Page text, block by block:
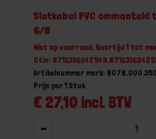
Slotkabel PVC
6/8
Niet op voorraad, levertijd 1 tot
Gtin:
Artikelnummer merk:
€ 27,10 incl. BTW
Prijs per 1 Stuk
-